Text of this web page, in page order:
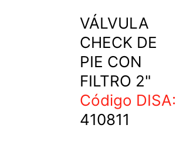
VÁLVULA
CHECK DE
PIE CON
FILTRO 2"
Código DISA:
410811